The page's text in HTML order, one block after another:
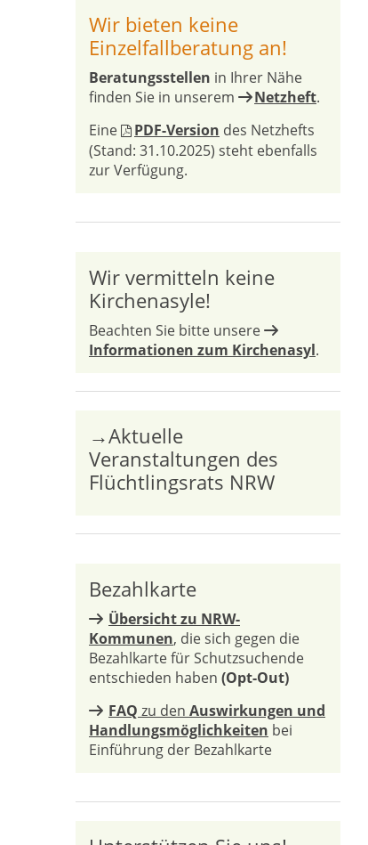
Wir bieten keine
Einzelfallberatung an!
Beratungsstellen in Ihrer Nähe
finden Sie in unserem
Netzheft.
Eine
PDF-Version des Netzhefts
(Stand: 31.10.2025) steht ebenfalls
zur Verfügung.
Wir vermitteln keine
Kirchenasyle!
Beachten Sie bitte unsere
Informationen zum Kirchenasyl.
→Aktuelle
Veranstaltungen des
Flüchtlingsrats NRW
Bezahlkarte
Übersicht zu NRW-
Kommunen, die sich gegen die
Bezahlkarte für Schutzsuchende
entschieden haben (Opt-Out)
FAQ zu den Auswirkungen und
Handlungsmöglichkeiten bei
Einführung der Bezahlkarte